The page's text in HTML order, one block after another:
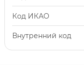
Код ИКАО
Внутренний код